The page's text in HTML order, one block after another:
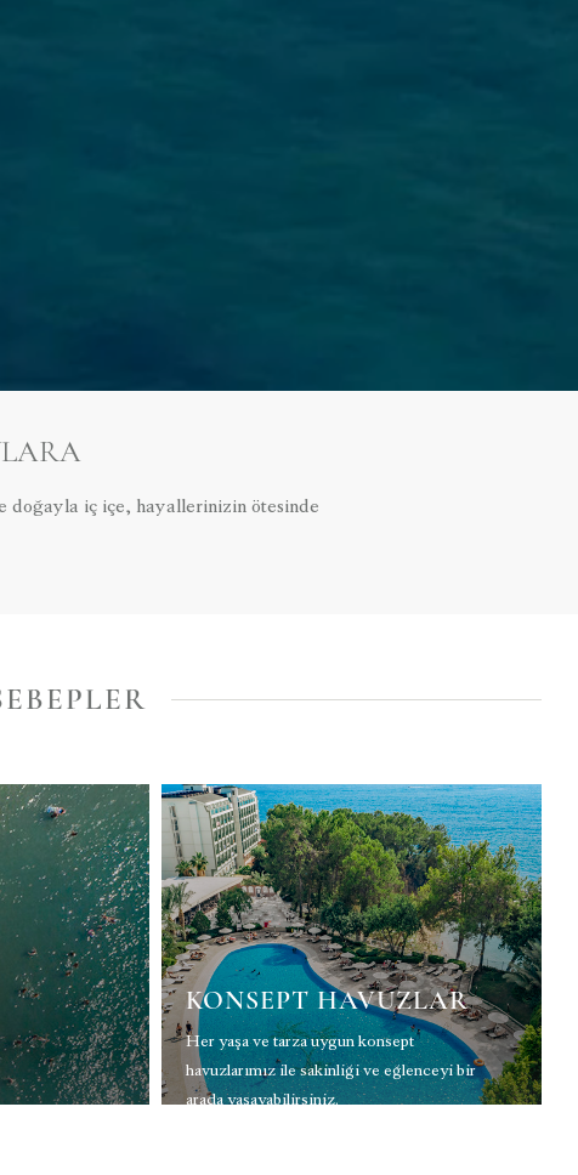
doğayla iç içe, hayallerinizin ötesinde
KONSEPT HAVUZLAR
Her yaşa ve tarza uygun konsept
havuzlarımız ile sakinliği ve eğlenceyi bir
arada yaşayabilirsiniz.